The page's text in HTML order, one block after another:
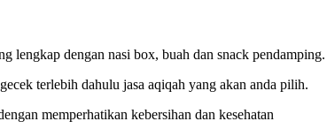
lengkap dengan nasi box, buah dan snack pendamping.
terlebih dahulu jasa aqiqah yang akan anda pilih.
memperhatikan kebersihan dan kesehatan